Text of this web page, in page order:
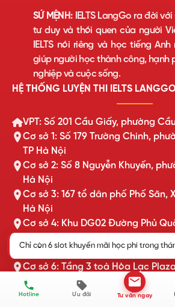
Hotline Ưu đãi Tư vấn ngay
Chỉ còn 6 slot khuyến mãi học phí trong
SỨ MỆNH:IELTS LangGo ra đời
tư duy và thói quen của người
IELTS nói riêng và học tiếng
giúp người học thành công, hạnh
nghiệp và cuộc sống.
HỆ THỐNG LUYỆN THI IELTS LANGGO
VPT: Số 201 Cầu Giấy, phường
Cơ sở 1: Số 179 Trường Chinh,
TP Hà Nội
Cơ sở 2: Số 8 Nguyễn Khuyến,
Hà Nội
Cơ sở 3: 167 tổ dân phố Phố Săn,
Hà Nội
Cơ sở 4: Khu DG02 Đường Phủ
Cơ sở 5: Tòa Châu Coffee, xã Tiên
Cơ sở 6: Tầng 3 toà Hòa Lạc
Hà Nội
Cơ sở 7: Số 169 Xuân Thủy,